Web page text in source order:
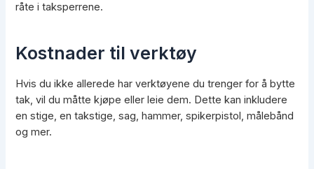
råte i taksperrene.
Kostnader til verktøy
Hvis du ikke allerede har verktøyene du trenger for å bytte
tak, vil du måtte kjøpe eller leie dem. Dette kan inkludere
en stige, en takstige, sag, hammer, spikerpistol, målebånd
og mer.